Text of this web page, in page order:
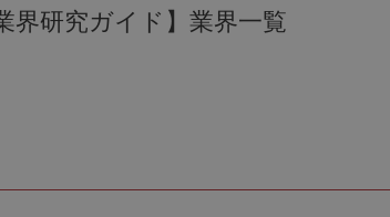
界研究ガイド】業界一覧